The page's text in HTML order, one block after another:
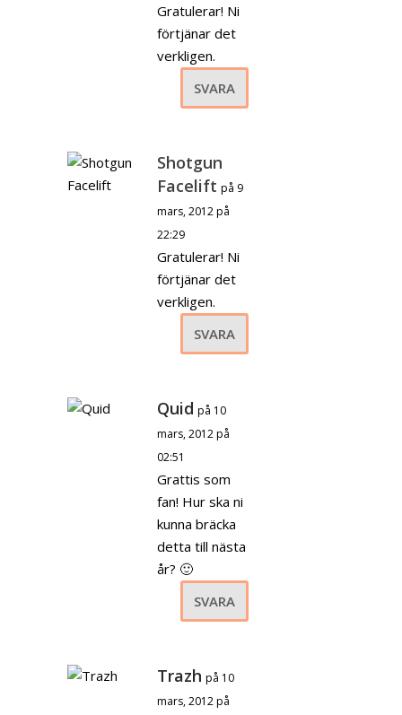
Gratulerar! Ni
förtjänar det
verkligen.
SVARA
Shotgun
Facelift på 9
mars, 2012 på
22:29
Gratulerar! Ni
förtjänar det
verkligen.
SVARA
Quid på 10
mars, 2012 på
02:51
Grattis som
fan! Hur ska ni
kunna bräcka
detta till nästa
år? 🙂
SVARA
Trazh på 10
mars, 2012 på